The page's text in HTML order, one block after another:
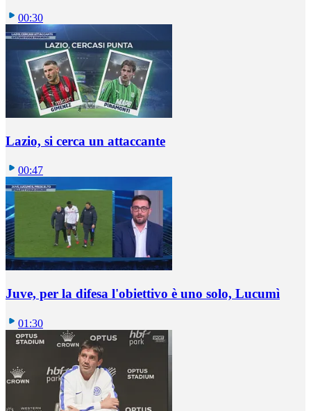
00:30
Lazio, si cerca un attaccante
00:47
Juve, per la difesa l'obiettivo è uno solo, Lucumì
01:30